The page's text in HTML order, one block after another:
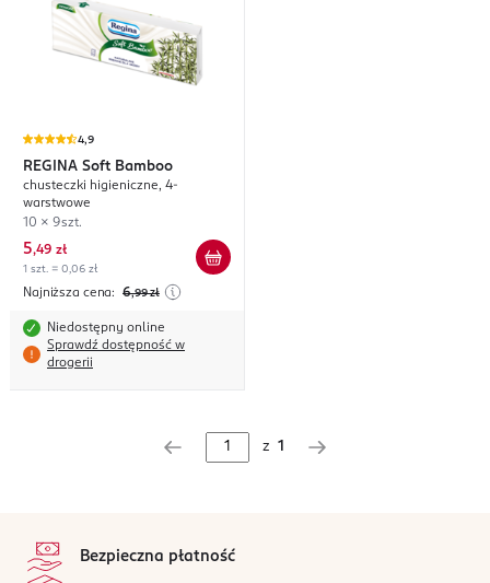
4,9
REGINA Soft Bamboo
chusteczki higieniczne, 4-
warstwowe
10 x 9szt.
5,49 zł
1 szt. = 0,06 zł
Najniższa cena: 6,99 zł
Niedostępny online
Sprawdź dostępność w
drogerii
z 1
Bezpieczna płatność